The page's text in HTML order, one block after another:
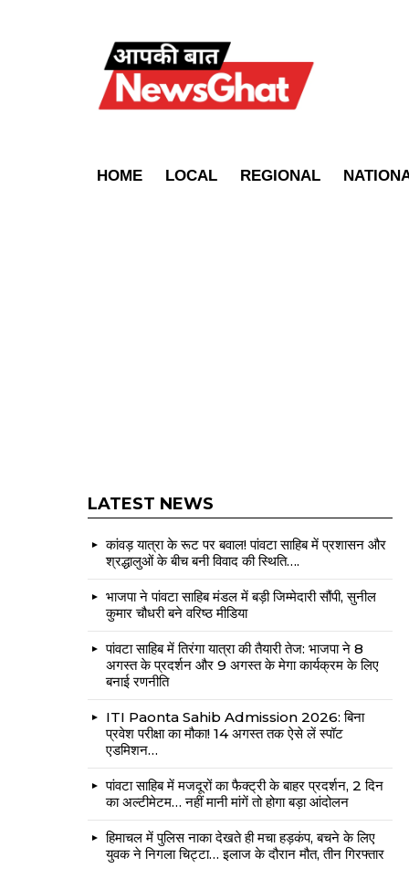
HOME LOCAL REGIONAL
LATEST NEWS
कांवड़ यात्रा के रूट पर बवाल! पांवटा साहिब में प्रशासन और
श्रद्धालुओं के बीच बनी विवाद की स्थिति….
भाजपा ने पांवटा साहिब मंडल में बड़ी जिम्मेदारी सौंपी, सुनील
कुमार चौधरी बने वरिष्ठ मीडिया
पांवटा साहिब में तिरंगा यात्रा की तैयारी तेज: भाजपा ने 8
अगस्त के प्रदर्शन और 9 अगस्त के मेगा कार्यक्रम के लिए
बनाई रणनीति
ITI Paonta Sahib Admission 2026: बिना
प्रवेश परीक्षा का मौका! 14 अगस्त तक ऐसे लें स्पॉट
एडमिशन…
पांवटा साहिब में मजदूरों का फैक्ट्री के बाहर प्रदर्शन, 2 दिन
का अल्टीमेटम… नहीं मानी मांगें तो होगा बड़ा आंदोलन
हिमाचल में पुलिस नाका देखते ही मचा हड़कंप, बचने के लिए
युवक ने निगला चिट्टा… इलाज के दौरान मौत, तीन गिरफ्तार